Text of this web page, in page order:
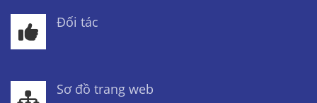
Đối tác
Sơ đồ trang web